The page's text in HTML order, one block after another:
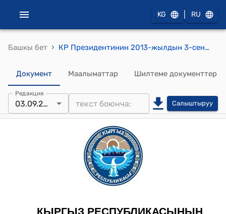
KG RU
Башкы бет › КР Президентинин 2013-жылдын 3-сентябрындагы ПЖ № 189 "Кыргыз Республикасынын жарандыгына кабыл алуу жөнүндө" жарлыгы
Документ Маалыматтар Шилтеме документтер
Редакция
03.09.2013 Салыштыруу